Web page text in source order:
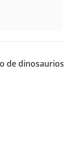
de dinosaurios